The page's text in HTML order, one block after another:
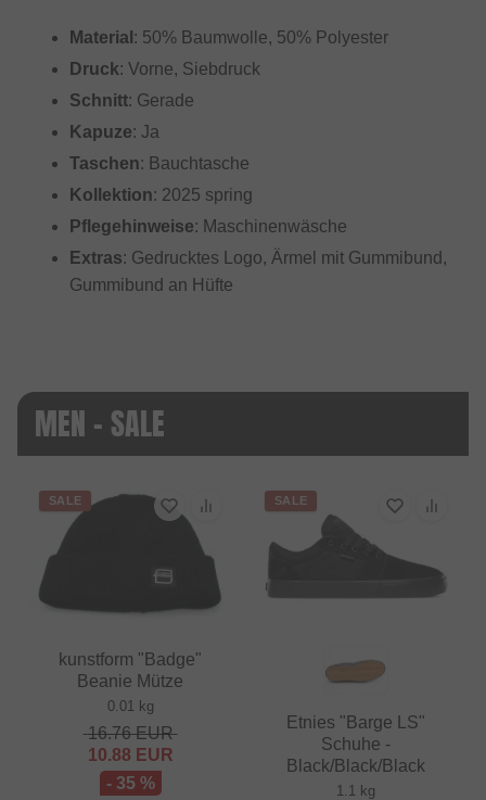
Material : 50% Baumwolle, 50% Polyester
Druck: Vorne, Siebdruck
Schnitt: Gerade
Kapuze: Ja
Taschen: Bauchtasche
Kollektion: 2025 spring
Pflegehinweise: Maschinenwäsche
Extras: Gedrucktes Logo, Ärmel mit Gummibund,
Gummibund an Hüfte
MEN - SALE
SALE
kunstform "Badge"
Beanie Mütze
0.01 kg
16.76EUR
10.88 EUR
- 35 %
SALE
Etnies "Barge LS"
Schuhe -
Black/Black/Black
1.1 kg